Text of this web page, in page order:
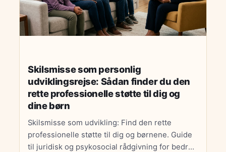
Skilsmisse som personlig
udviklingsrejse: Sådan finder du den
rette professionelle støtte til dig og
dine børn
Skilsmisse som udvikling: Find den rette
professionelle støtte til dig og børnene. Guide
til juridisk og psykosocial rådgivning for bedre